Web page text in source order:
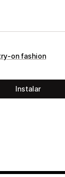
fashion
Instalar